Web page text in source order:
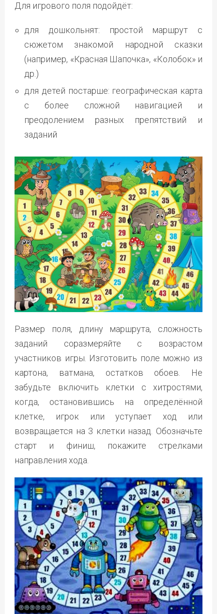
Для игрового поля подойдёт:
для дошкольнят: простой маршрут с
сюжетом знакомой народной сказки
(например, «Красная Шапочка», «Колобок» и
др.)
для детей постарше: географическая карта
с более сложной навигацией и
преодолением разных препятствий и
заданий
Размер поля, длину маршрута, сложность
заданий соразмеряйте с возрастом
участников игры. Изготовить поле можно из
картона, ватмана, остатков обоев. Не
забудьте включить клетки с хитростями,
когда, остановившись на определённой
клетке, игрок или уступает ход или
возвращается на 3 клетки назад. Обозначьте
старт и финиш, покажите стрелками
направления хода.